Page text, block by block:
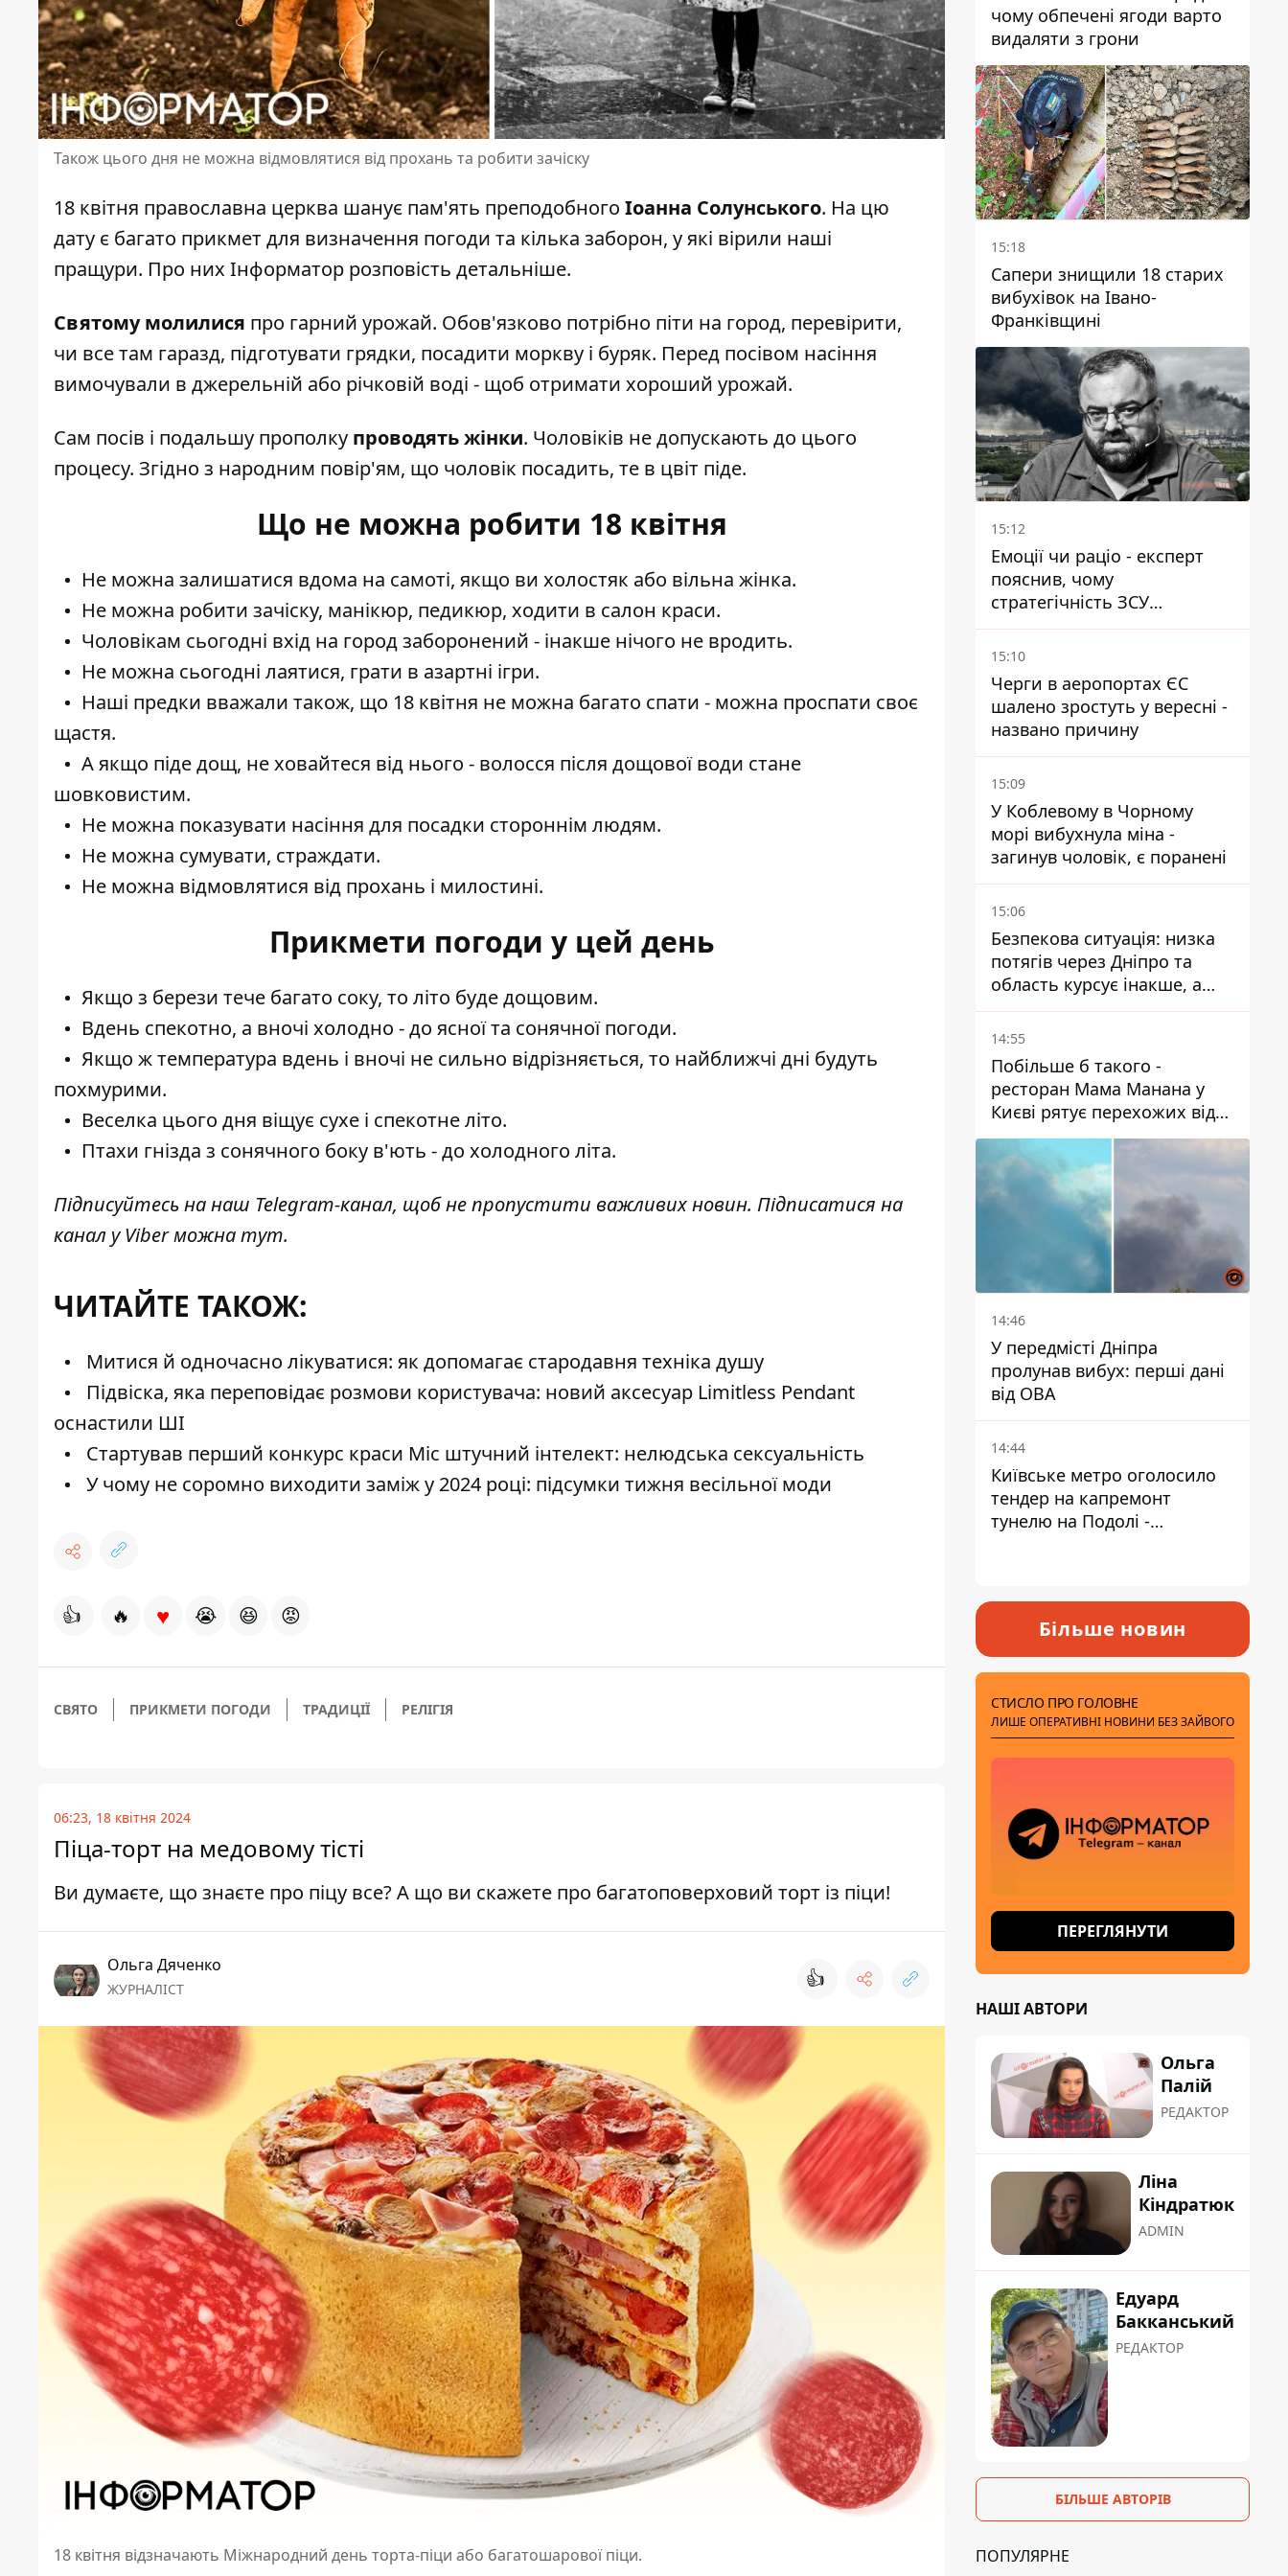
Також цього дня не можна відмовлятися від прохань та робити зачіску
18 квітня православна церква шанує пам'ять преподобного Іоанна Солунського. На цю
дату є багато прикмет для визначення погоди та кілька заборон, у які вірили наші
пращури. Про них Інформатор розповість детальніше.
Святому молилися про гарний урожай. Обов'язково потрібно піти на город, перевірити,
чи все там гаразд, підготувати грядки, посадити моркву і буряк. Перед посівом насіння
вимочували в джерельній або річковій воді - щоб отримати хороший урожай.
Сам посів і подальшу прополку проводять жінки. Чоловіків не допускають до цього
процесу. Згідно з народним повір'ям, що чоловік посадить, те в цвіт піде.
Що не можна робити 18 квітня
Не можна залишатися вдома на самоті, якщо ви холостяк або вільна жінка.
Не можна робити зачіску, манікюр, педикюр, ходити в салон краси.
Чоловікам сьогодні вхід на город заборонений - інакше нічого не вродить.
Не можна сьогодні лаятися, грати в азартні ігри.
Наші предки вважали також, що 18 квітня не можна багато спати - можна проспати своє
щастя.
А якщо піде дощ, не ховайтеся від нього - волосся після дощової води стане
шовковистим.
Не можна показувати насіння для посадки стороннім людям.
Не можна сумувати, страждати.
Не можна відмовлятися від прохань і милостині.
Прикмети погоди у цей день
Якщо з берези тече багато соку, то літо буде дощовим.
Вдень спекотно, а вночі холодно - до ясної та сонячної погоди.
Якщо ж температура вдень і вночі не сильно відрізняється, то найближчі дні будуть
похмурими.
Веселка цього дня віщує сухе і спекотне літо.
Птахи гнізда з сонячного боку в'ють - до холодного літа.
Підписуйтесь на наш Telegram-канал, щоб не пропустити важливих новин. Підписатися на
канал у Viber можнатут.
ЧИТАЙТЕ ТАКОЖ:
Митися й одночасно лікуватися: як допомагає стародавня техніка душу
Підвіска, яка переповідає розмови користувача: новий аксесуар Limitless Pendant
оснастили ШІ
Стартував перший конкурс краси Міс штучний інтелект: нелюдська сексуальність
У чому не соромно виходити заміж у 2024 році: підсумки тижня весільної моди
👍 🔥 ♥ 😭 😆 😡
СВЯТО ПРИКМЕТИ ПОГОДИ ТРАДИЦІЇ РЕЛІГІЯ
06:23, 18 квітня 2024
Піца-торт на медовому тісті
Ви думаєте, що знаєте про піцу все? А що ви скажете про багатоповерховий торт із піци!
Ольга Дяченко
ЖУРНАЛІСТ 👍
18 квітня відзначають Міжнародний день торта-піци або багатошарової піци.
чому обпечені ягоди варто
видаляти з грони
15:18
Сапери знищили 18 старих
вибухівок на Івано-
Франківщині
15:12
Емоції чи раціо - експерт
пояснив, чому
стратегічність ЗСУ
важливіша за емоційні
атаки РФ
15:10
Черги в аеропортах ЄС
шалено зростуть у вересні -
названо причину
15:09
У Коблевому в Чорному
морі вибухнула міна -
загинув чоловік, є поранені
15:06
Безпекова ситуація: низка
потягів через Дніпро та
область курсує інакше, а
частину шляху замінили
автобусами та
14:55
Побільше б такого -
ресторан Мама Манана у
Києві рятує перехожих від
спеки
14:46
У передмісті Дніпра
пролунав вибух: перші дані
від ОВА
14:44
Київське метро оголосило
тендер на капремонт
тунелю на Подолі -
Більше новин
СТИСЛО ПРО ГОЛОВНЕ
ЛИШЕ ОПЕРАТИВНІ НОВИНИ БЕЗ ЗАЙВОГО
ПЕРЕГЛЯНУТИ
НАШІ АВТОРИ
Ольга
Палій
РЕДАКТОР
Ліна
Кіндратюк
ADMIN
Едуард
Бакканський
РЕДАКТОР
БІЛЬШЕ АВТОРІВ
ПОПУЛЯРНЕ